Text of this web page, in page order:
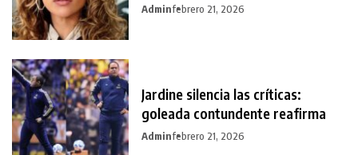
Adminfebrero 21, 2026
Jardine silencia las críticas:
goleada contundente reafirma
Adminfebrero 21, 2026